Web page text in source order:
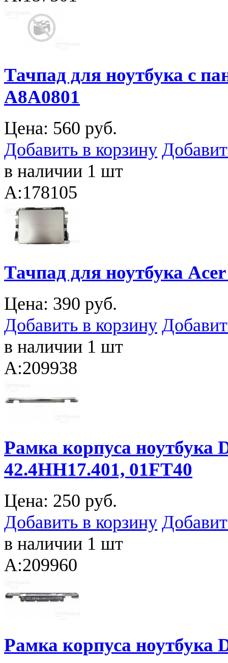
Тачпад для ноутбука с
A8A0801
Цена: 560 руб.
Добавить в корзину
в наличии 1 шт
A:178105
Тачпад для ноутбука
Цена: 390 руб.
Добавить в корзину
в наличии 1 шт
A:209938
Рамка корпуса ноутбука
42.4HH17.401, 01FT40
Цена: 250 руб.
Добавить в корзину
в наличии 1 шт
A:209960
Рамка корпуса ноутбука